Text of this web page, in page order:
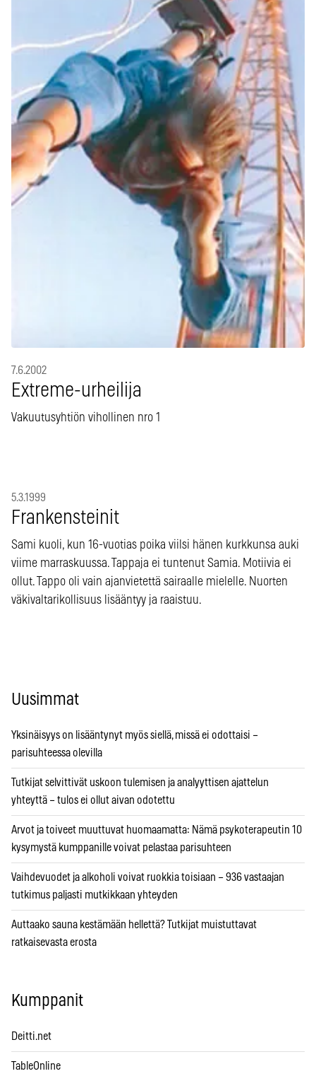
7.6.2002
Extreme-urheilija
Vakuutusyhtiön vihollinen nro 1
5.3.1999
Frankensteinit
Sami kuoli, kun 16-vuotias poika viilsi hänen kurkkunsa auki
viime marraskuussa. Tappaja ei tuntenut Samia. Motiivia ei
ollut. Tappo oli vain ajanvietettä sairaalle mielelle. Nuorten
väkivaltarikollisuus lisääntyy ja raaistuu.
Uusimmat
Yksinäisyys on lisääntynyt myös siellä, missä ei odottaisi –
parisuhteessa olevilla
Tutkijat selvittivät uskoon tulemisen ja analyyttisen ajattelun
yhteyttä – tulos ei ollut aivan odotettu
Arvot ja toiveet muuttuvat huomaamatta: Nämä psykoterapeutin 10
kysymystä kumppanille voivat pelastaa parisuhteen
Vaihdevuodet ja alkoholi voivat ruokkia toisiaan – 936 vastaajan
tutkimus paljasti mutkikkaan yhteyden
Auttaako sauna kestämään hellettä? Tutkijat muistuttavat
ratkaisevasta erosta
Kumppanit
Deitti.net
TableOnline